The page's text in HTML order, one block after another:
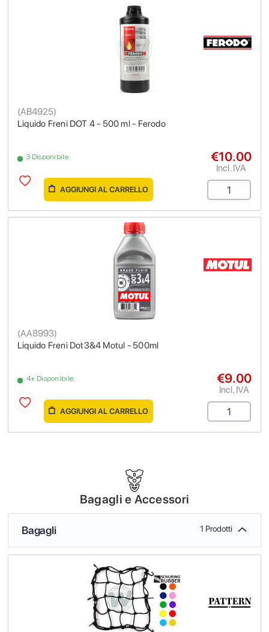
Liquido Freni DOT 4 - 500 ml - Ferodo
(AB4925)
3 Disponibile €10.00
Incl. IVA
AGGIUNGI AL CARRELLO
Liquido Freni Dot3&4 Motul - 500ml
(AA8993)
4+ Disponibile €9.00
Incl. IVA
AGGIUNGI AL CARRELLO
Bagagli e Accessori
Bagagli 1 Prodotti